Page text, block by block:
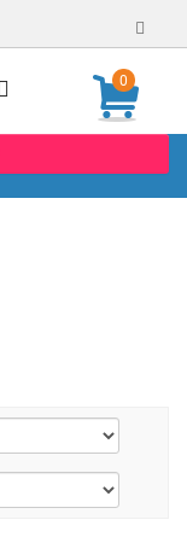
Регистрация
Заявка на
0